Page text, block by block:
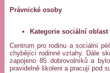
Právnické osoby
Kategorie sociální oblast
Centrum pro rodinu a sociální
chybějící rodinné vztahy. Dále
zapojeno 85 dobrovolníků a
pravidelně školeni a pracují pod